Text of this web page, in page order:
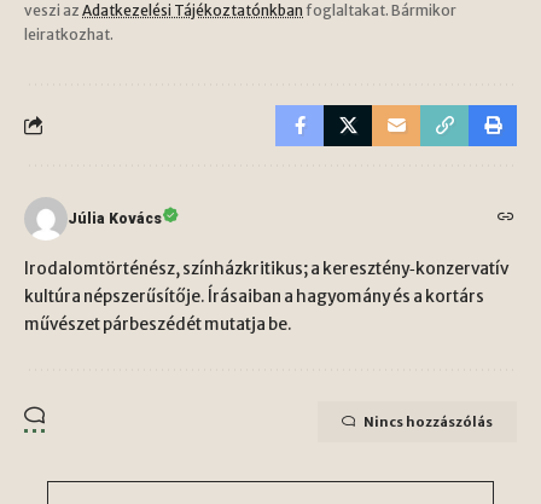
veszi az Adatkezelési Tájékoztatónkban foglaltakat. Bármikor
leiratkozhat.
Júlia Kovács
Irodalomtörténész, színházkritikus; a keresztény‑konzervatív
kultúra népszerűsítője. Írásaiban a hagyomány és a kortárs
művészet párbeszédét mutatja be.
Nincs hozzászólás